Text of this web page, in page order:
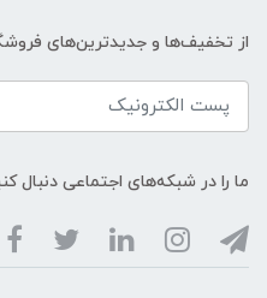
از تخفیف‌ها و جدیدترین‌های
ما را در شبکه‌های اجتماعی دنبال